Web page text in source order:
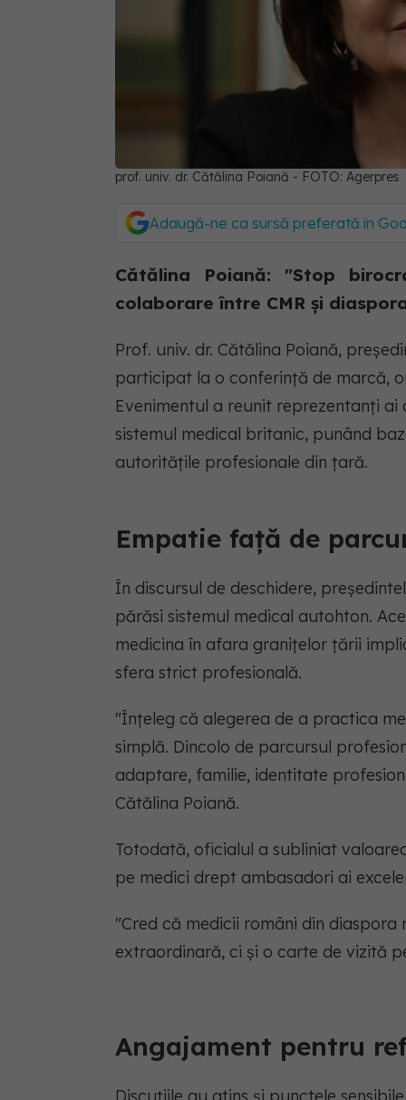
prof. univ. dr. Cătălina Poiană - FOTO: Agerpres
Adaugă-ne ca sursă preferată în
Cătălina Poiană: "Stop
colaborare între CMR și
Prof. univ. dr. Cătălina Poiană,
participat la o conferință de marcă,
Evenimentul a reunit reprezentanți
sistemul medical britanic, punând
autoritățile profesionale din țară.
Empatie față de
În discursul de deschidere,
părăsi sistemul medical autohton.
medicina în afara granițelor țării
sfera strict profesională.
"Înțeleg că alegerea de a practica
simplă. Dincolo de parcursul
adaptare, familie, identitate
Cătălina Poiană.
Totodată, oficialul a subliniat
pe medici drept ambasadori ai
"Cred că medicii români din
extraordinară, ci și o carte de vizită
Angajament pentru
Discuțiile au atins și punctele